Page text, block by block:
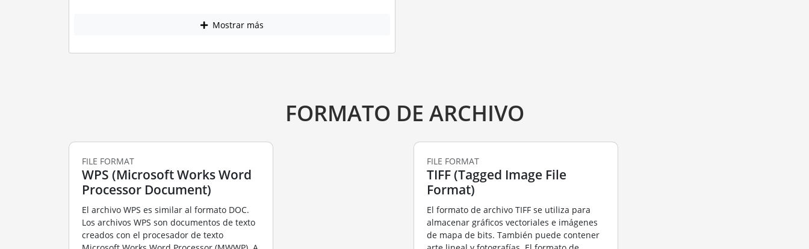
Mostrar más
FORMATO DE ARCHIVO
FILE FORMAT
WPS (Microsoft Works Word
Processor Document)
El archivo WPS es similar al formato DOC.
Los archivos WPS son documentos de texto
creados con el procesador de texto
FILE FORMAT
TIFF (Tagged Image File
Format)
El formato de archivo TIFF se utiliza para
almacenar gráficos vectoriales e imágenes
de mapa de bits. También puede contener